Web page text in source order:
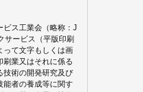
ビス工業会（略称：J
サービス（平版印刷
って文字もしくは画
刷業又はそれに係る
技術の開発研究及び
能者の養成等に関す